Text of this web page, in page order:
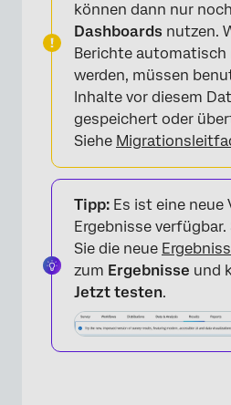
können dann nur noch
Dashboards nutzen.
Berichte automatisch
werden, müssen
Inhalte vor diesem
gespeichert oder
Siehe
Tipp: Es ist eine neue
Ergebnisse verfügbar.
Sie die neue
zum Ergebnisse und
Jetzt testen.